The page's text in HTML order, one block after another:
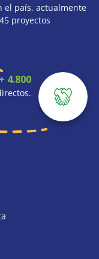
el país, actualmente
proyectos
+ 4.800